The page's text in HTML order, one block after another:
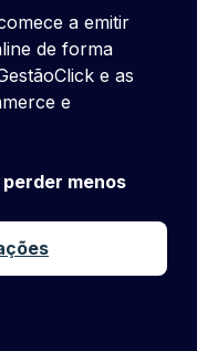
a emitir
de forma
e as
e
menos